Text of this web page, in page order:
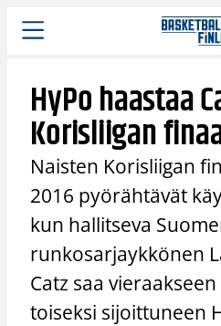
Siirry
sisältöön
HyPo haastaa
Korisliigan
Naisten Korisliigan
2016 pyörähtävät
kun hallitseva
runkosarjaykkönen
Catz saa
toiseksi sijoittuneen